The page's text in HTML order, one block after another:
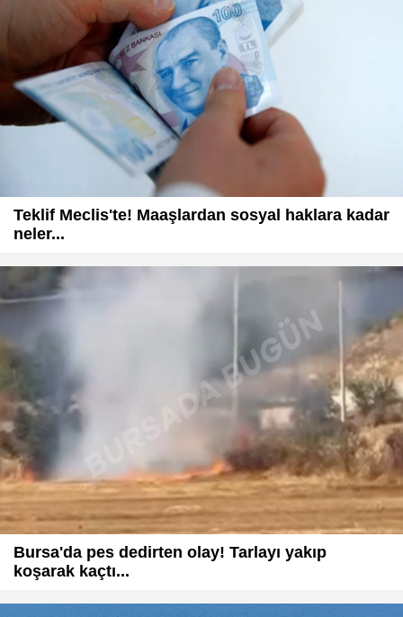
Teklif Meclis'te! Maaşlardan sosyal haklara kadar
neler...
Bursa'da pes dedirten olay! Tarlayı yakıp
koşarak kaçtı...